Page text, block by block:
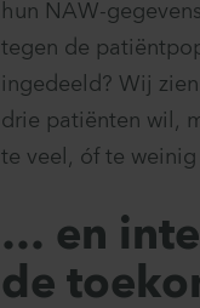
hun NAW-
tegen de
ingedeeld? Wij
drie patiënten wil,
te veel, óf te
… en
de